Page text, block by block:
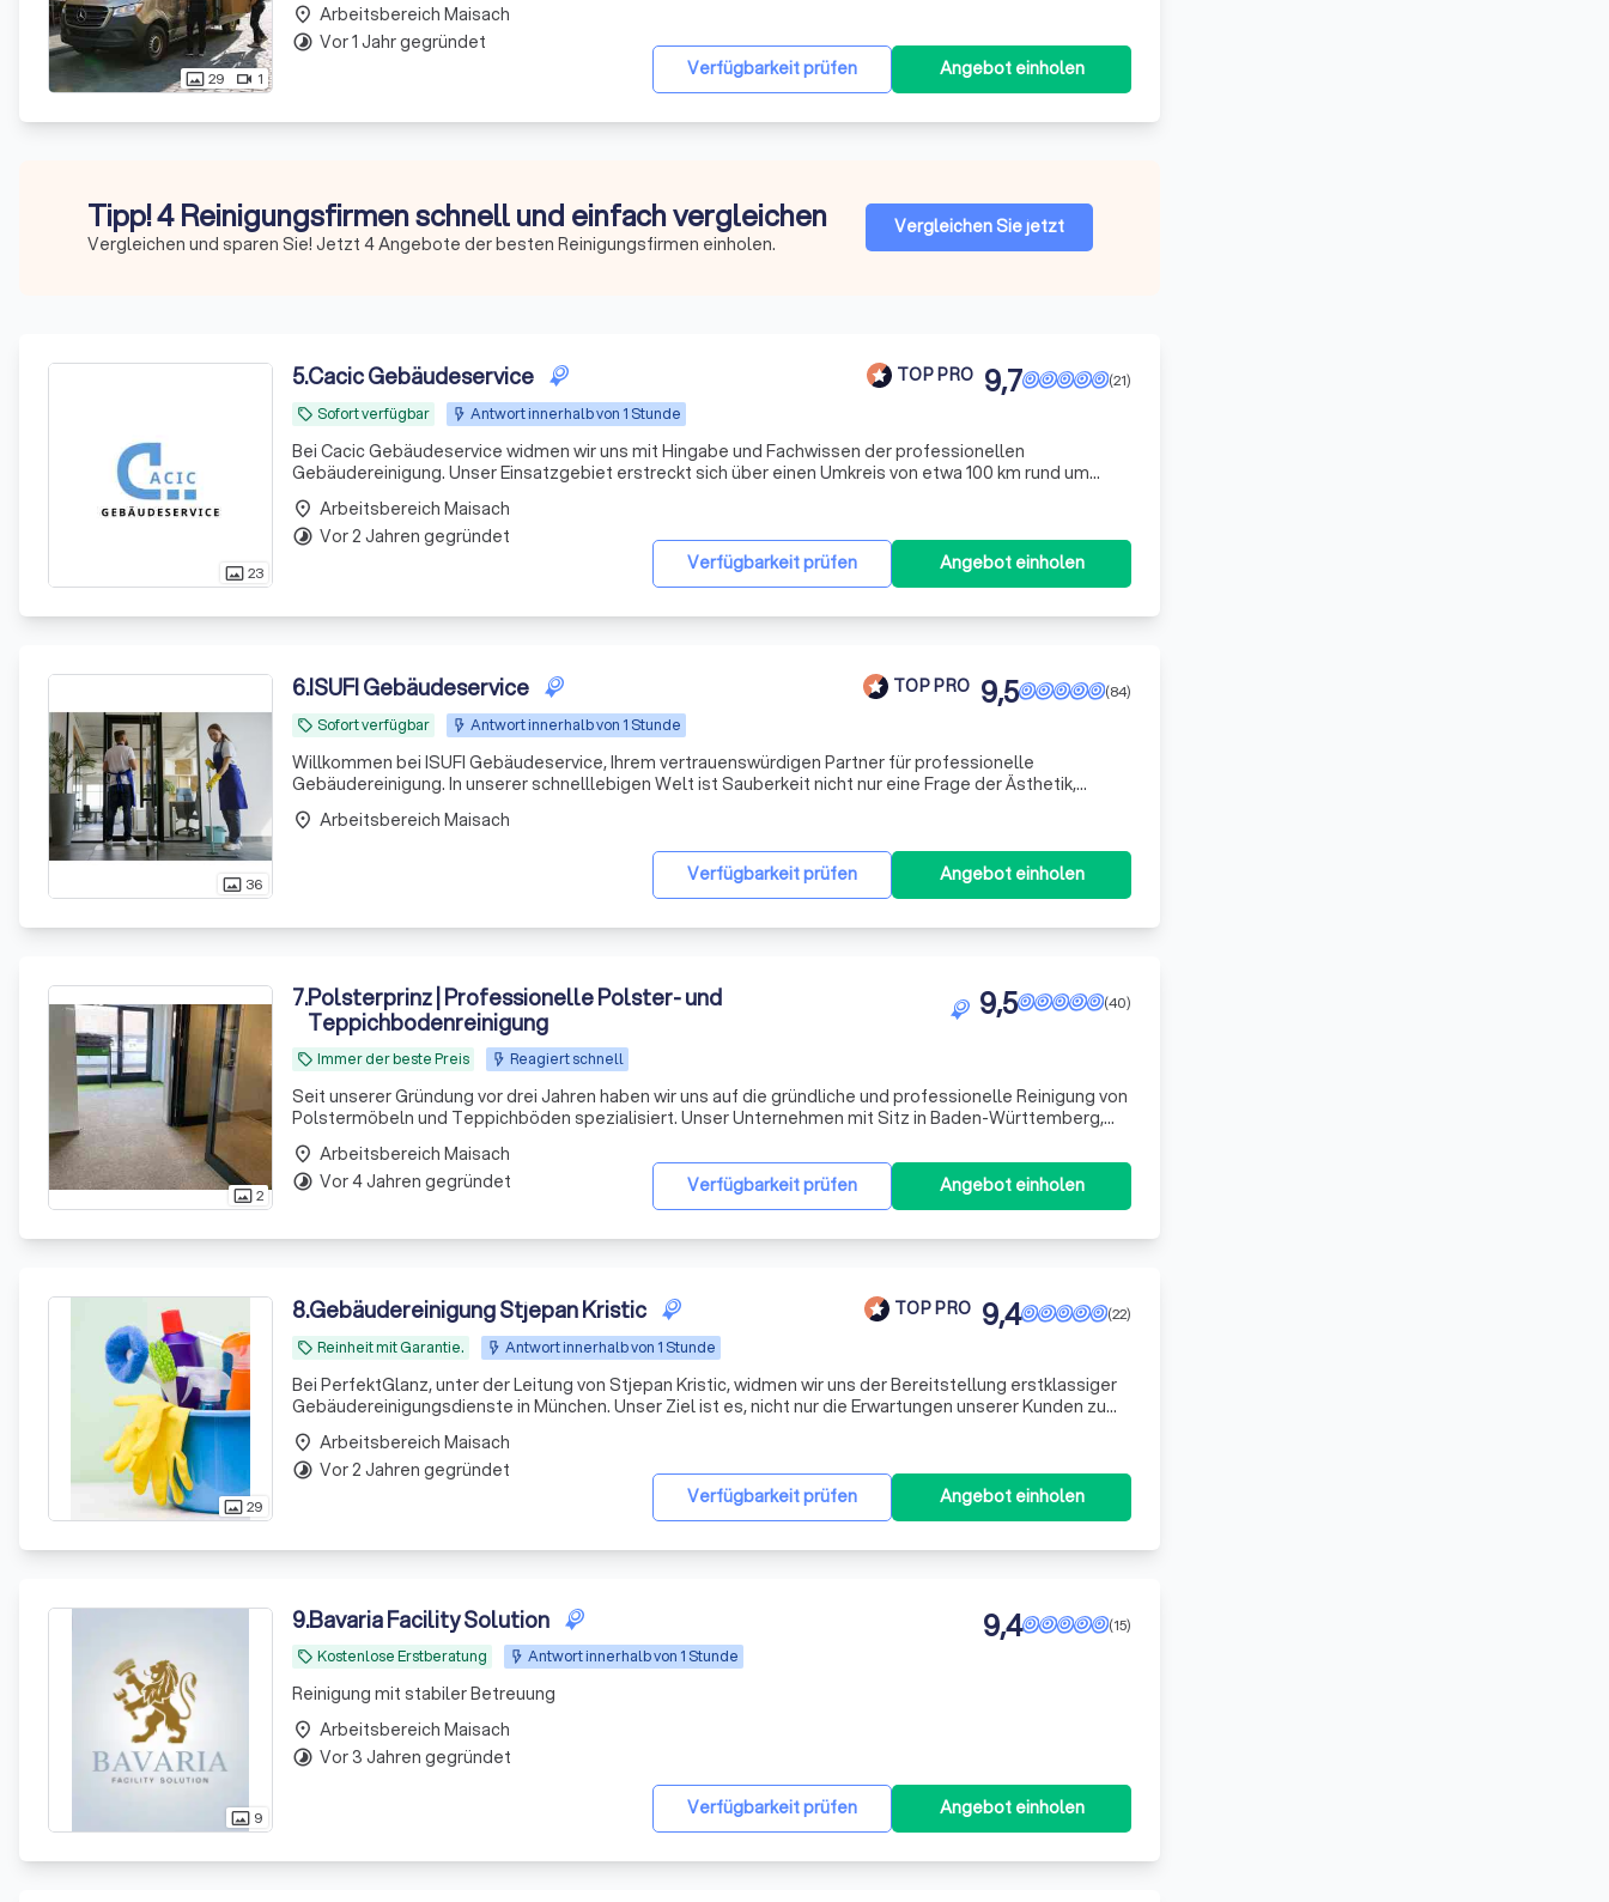
photo_size_select_actual29 videocam 1 Verfügbarkeit prüfen Angebot einholen
place Arbeitsbereich Maisach
timelapse Vor 1 Jahr gegründet
Tipp! 4 Reinigungsfirmen schnell und einfach vergleichen
Vergleichen und sparen Sie! Jetzt 4 Angebote der besten Reinigungsfirmen einholen.
Vergleichen Sie jetzt
photo_size_select_actual23
5.Cacic Gebäudeservice TOP PRO
local_offer Sofort verfügbar Antwort innerhalb von 1 Stunde
(21)
9,7
Bei Cacic Gebäudeservice widmen wir uns mit Hingabe und Fachwissen der professionellen
Gebäudereinigung. Unser Einsatzgebiet erstreckt sich über einen Umkreis von etwa 100 km rund um
München, einschließlich zahlreicher Gemeinden und Städte. Unsere Dienstleistungen umfassen sowohl
die Innen- als auch
Verfügbarkeit prüfen
Angebot einholen
place Arbeitsbereich Maisach
timelapse Vor 2 Jahren gegründet
photo_size_select_actual 36
6.ISUFI Gebäudeservice TOP PRO
local_offer Sofort verfügbar Antwort innerhalb von 1 Stunde
(84)
9,5
Willkommen bei ISUFI Gebäudeservice, Ihrem vertrauenswürdigen Partner für professionelle
Gebäudereinigung. In unserer schnelllebigen Welt ist Sauberkeit nicht nur eine Frage der Ästhetik,
sondern auch der Gesundheit. Deshalb setzen wir, ISUFI Gebäudeservice, uns mit Leidenschaft dafür ein,
Ihre Räum
Verfügbarkeit prüfen
Angebot einholen
place Arbeitsbereich Maisach
photo_size_select_actual2
7.Polsterprinz | Professionelle Polster- und
Teppichbodenreinigung
local_offer Immer der beste Preis Reagiert schnell
(40)
9,5
Seit unserer Gründung vor drei Jahren haben wir uns auf die gründliche und professionelle Reinigung von
Polstermöbeln und Teppichböden spezialisiert. Unser Unternehmen mit Sitz in Baden-Württemberg,
arbeitet deutschlandweit und ist verlässlicher Partner für Stadtverwaltungen, Gemeinden, gewerbliche
Verfügbarkeit prüfen
Angebot einholen
place Arbeitsbereich Maisach
timelapse Vor 4 Jahren gegründet
photo_size_select_actual29
8.Gebäudereinigung Stjepan Kristic TOP PRO
local_offer Reinheit mit Garantie. Antwort innerhalb von 1 Stunde
(22)
9,4
Bei PerfektGlanz, unter der Leitung von Stjepan Kristic, widmen wir uns der Bereitstellung erstklassiger
Gebäudereinigungsdienste in München. Unser Ziel ist es, nicht nur die Erwartungen unserer Kunden zu
erfüllen, sondern sie zu übertreffen. Mit jahrelanger Erfahrung im Rücken verstehen wir, dass d
Verfügbarkeit prüfen Angebot einholen
place Arbeitsbereich Maisach
timelapse Vor 2 Jahren gegründet
photo_size_select_actual 9
9.Bavaria Facility Solution
local_offer Kostenlose Erstberatung Antwort innerhalb von 1 Stunde
(15)
9,4
Reinigung mit stabiler Betreuung
Verfügbarkeit prüfen Angebot einholen
place Arbeitsbereich Maisach
timelapse Vor 3 Jahren gegründet